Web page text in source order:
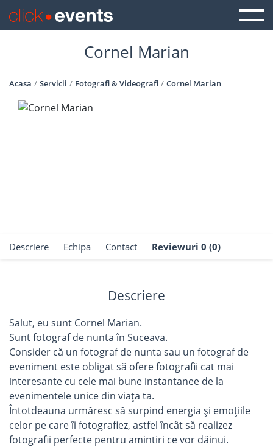
Cornel Marian
Acasa Servicii Fotografi & Videografi Cornel Marian
Descriere Echipa Contact Reviewuri 0 (0)
Descriere
Salut, eu sunt Cornel Marian.
Sunt fotograf de nunta în Suceava.
Consider că un fotograf de nunta sau un fotograf de
eveniment este obligat să ofere fotografii cat mai
interesante cu cele mai bune instantanee de la
evenimentele unice din viața ta.
Întotdeauna urmăresc să surpind energia și emoțiile
celor pe care îi fotografiez, astfel încât să realizez
fotografii perfecte pentru amintiri ce vor dăinui.